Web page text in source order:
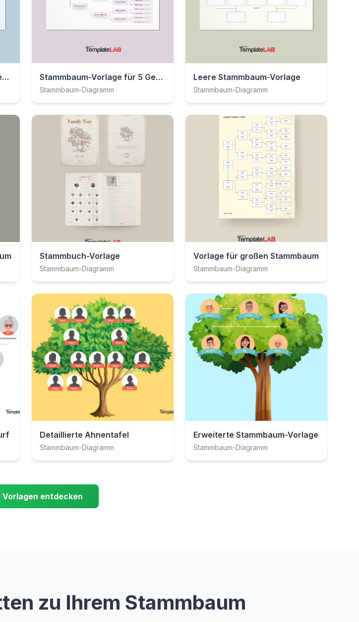
Stammbaum-Vorlage für 4 Generationen Stammbaum-Vorlage für 5 Generationen
Stammbaum-Diagramm
Leere Stammbaum-Vorlage
Stammbaum-Diagramm
Stammbuch-Vorlage
Stammbaum-Diagramm
Vorlage für großen Stammbaum
Stammbaum-Diagramm
Detaillierte Ahnentafel
Stammbaum-Diagramm
Erweiterte Stammbaum-Vorlage
Stammbaum-Diagramm
entdecken
zu Ihrem Stammbaum